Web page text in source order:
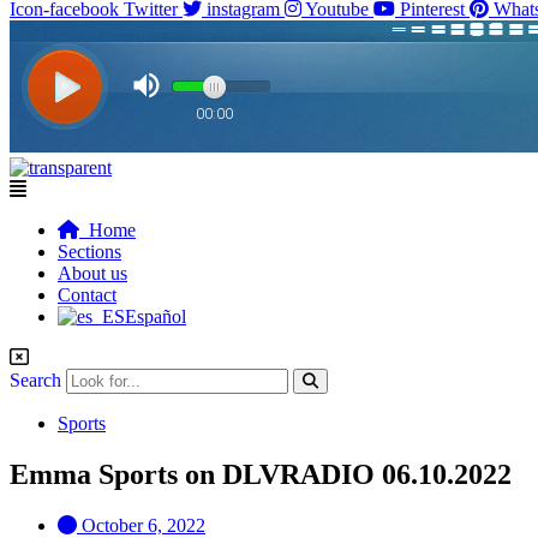
Icon-facebook Twitter instagram Youtube Pinterest
Flyout
Home
Sections
About us
Contact
Español
Search
Sports
Emma Sports on DLVRADIO 06.10.2022
October 6, 2022